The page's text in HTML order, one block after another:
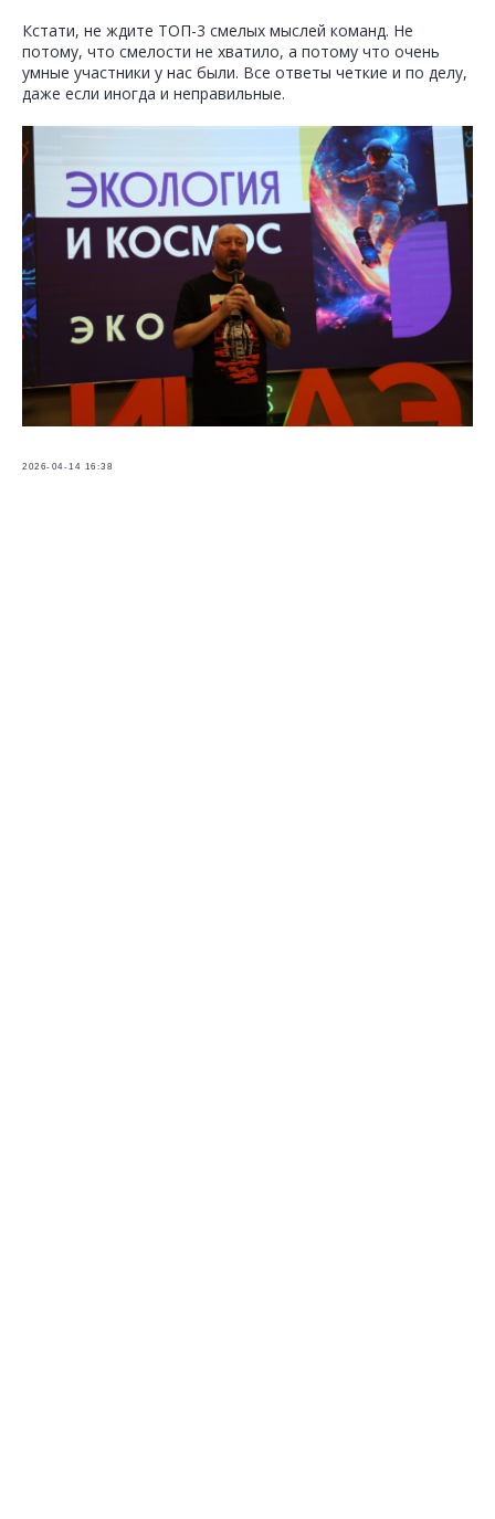
Кстати, не ждите ТОП-3 смелых мыслей команд. Не
потому, что смелости не хватило, а потому что очень
умные участники у нас были. Все ответы четкие и по делу,
даже если иногда и неправильные.
2026-04-14 16:38